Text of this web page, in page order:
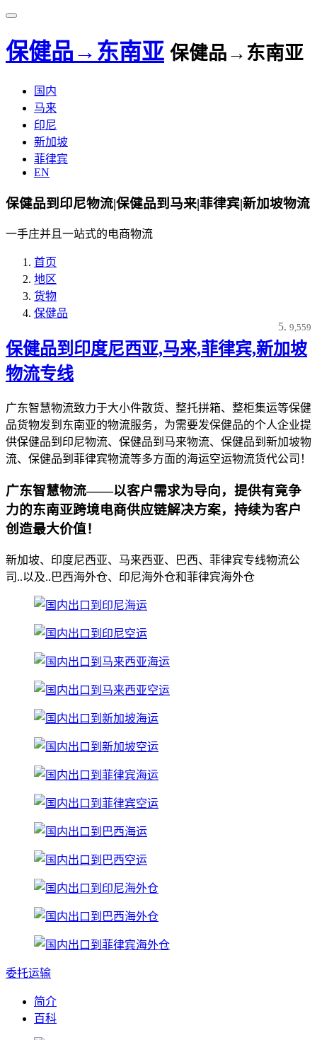
保健品→东南亚 保健品→东南亚
国内
马来
印尼
新加坡
菲律宾
EN
保健品到印尼物流|保健品到马来|菲律宾|新加坡物流
一手庄并且一站式的电商物流
首页
地区
货物
保健品
9,559
保健品到印度尼西亚,马来,菲律宾,新加坡
物流专线
广东智慧物流致力于大小件散货、整托拼箱、整柜集运等保健
品货物发到东南亚的物流服务，为需要发保健品的个人企业提
供保健品到印尼物流、保健品到马来物流、保健品到新加坡物
流、保健品到菲律宾物流等多方面的海运空运物流货代公司！
广东智慧物流——以客户需求为导向，提供有竟争
力的东南亚跨境电商供应链解决方案，持续为客户
创造最大价值！
新加坡、印度尼西亚、马来西亚、巴西、菲律宾专线物流公
司..以及..巴西海外仓、印尼海外仓和菲律宾海外仓
委托运输
简介
百科